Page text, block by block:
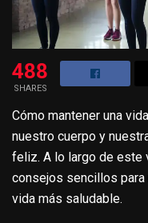
488
SHARES
Cómo mantener una
nuestro cuerpo y
feliz. A lo largo de este
consejos sencillos para
vida más saludable.